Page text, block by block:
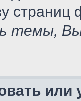
темы,